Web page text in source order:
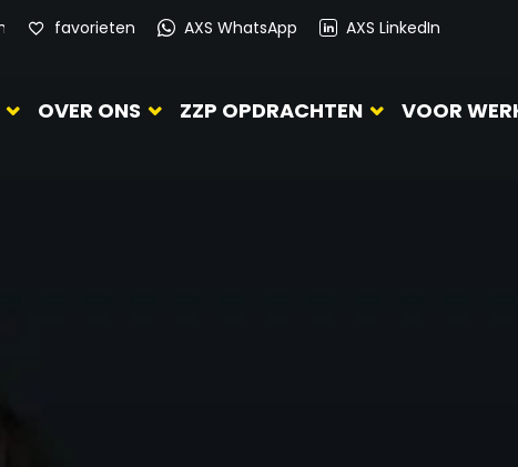
favorieten AXS WhatsApp AXS LinkedIn
OVER ONS ZZP OPDRACHTEN VOOR